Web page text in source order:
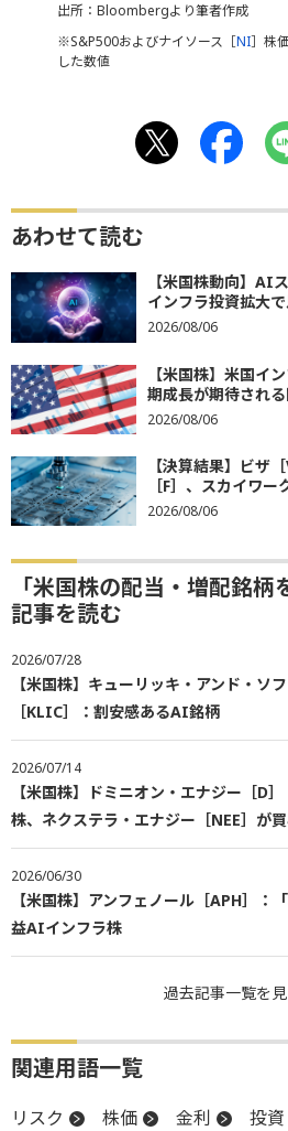
出所：Bloombergより筆者作成
※S&P500およびナイソース［NI］株
した数値
あわせて読む
【米国株動向】AI
インフラ投資拡大
2026/08/06
【米国株】米国イ
期成長が期待され
2026/08/06
【決算結果】ビザ
［F］、スカイワ
2026/08/06
「米国株の配当・増配銘
記事を読む
2026/07/28
【米国株】キューリッキ・アンド・ソ
［KLIC］：割安感あるAI銘柄
2026/07/14
【米国株】ドミニオン・エナジー［D
株、ネクステラ・エナジー［NEE］が
2026/06/30
【米国株】アンフェノール［APH］：
益AIインフラ株
過去記事一覧を
関連用語一覧
リスク 株価 金利 投資